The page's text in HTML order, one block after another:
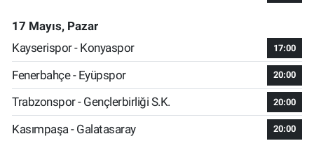
17 Mayıs, Pazar
Kayserispor - Konyaspor
17:00
Fenerbahçe - Eyüpspor 20:00
Trabzonspor - Gençlerbirliği S.K. 20:00
Kasımpaşa - Galatasaray 20:00